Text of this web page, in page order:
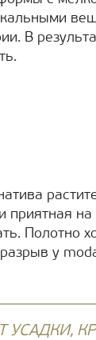
В
приятная
Полотно
у
УСАДКИ,